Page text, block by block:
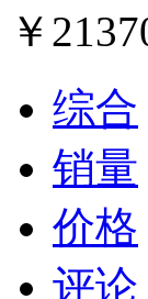
￥
综合
销量
价格
评论